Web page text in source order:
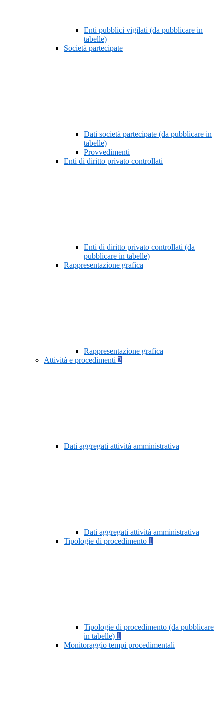
Enti pubblici vigilati (da pubblicare in
tabelle)
Società partecipate
Dati società partecipate (da pubblicare in
tabelle)
Provvedimenti
Enti di diritto privato controllati
Enti di diritto privato controllati (da
pubblicare in tabelle)
Rappresentazione grafica
Rappresentazione grafica
Attività e procedimenti 2
Dati aggregati attività amministrativa
Dati aggregati attività amministrativa
Tipologie di procedimento 1
Tipologie di procedimento (da pubblicare
in tabelle) 1
Monitoraggio tempi procedimentali